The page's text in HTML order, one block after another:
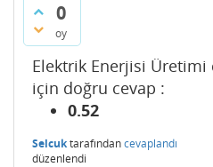
0
oy
Elektrik Enerjisi
için doğru cevap :
0.52
Selcuktarafındancevaplandı
düzenlendi